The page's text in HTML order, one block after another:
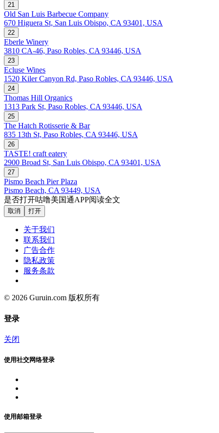
21
Old San Luis Barbecue Company
670 Higuera St, San Luis Obispo, CA 93401, USA
22
Eberle Winery
3810 CA-46, Paso Robles, CA 93446, USA
23
Ecluse Wines
1520 Kiler Canyon Rd, Paso Robles, CA 93446, USA
24
Thomas Hill Organics
1313 Park St, Paso Robles, CA 93446, USA
25
The Hatch Rotisserie & Bar
835 13th St, Paso Robles, CA 93446, USA
26
TASTE! craft eatery
2900 Broad St, San Luis Obispo, CA 93401, USA
27
Pismo Beach Pier Plaza
Pismo Beach, CA 93449, USA
是否打开咕噜美国通APP阅读全文
取消 打开
关于我们
联系我们
广告合作
隐私政策
服务条款
© 2026 Guruin.com 版权所有
登录
关闭
使用社交网络登录
使用邮箱登录